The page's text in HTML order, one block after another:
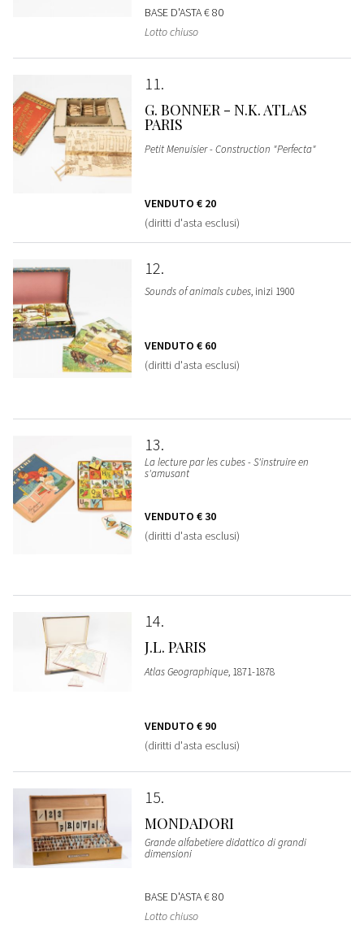
BASE D'ASTA€ 80
Lotto chiuso
11
G. BONNER - N.K. ATLAS
PARIS
Petit Menuisier - Construction "Perfecta"
VENDUTO € 20
(diritti d'asta esclusi)
12
Sounds of animals cubes, inizi 1900
VENDUTO € 60
(diritti d'asta esclusi)
13
La lecture par les cubes - S'instruire en
s'amusant
VENDUTO € 30
(diritti d'asta esclusi)
14
J.L. PARIS
Atlas Geographique, 1871-1878
VENDUTO € 90
(diritti d'asta esclusi)
15
MONDADORI
Grande alfabetiere didattico di grandi
dimensioni
BASE D'ASTA€ 80
Lotto chiuso